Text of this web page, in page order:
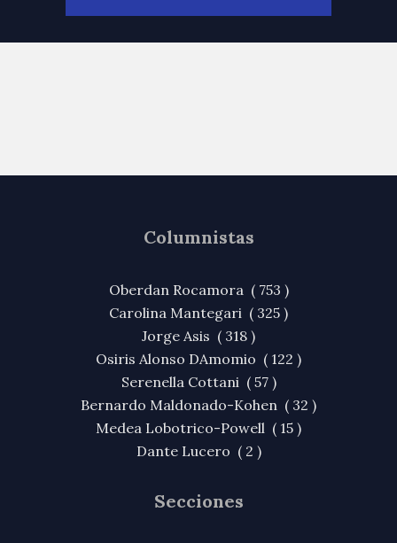
Columnistas
Oberdan Rocamora ( 753 )
Carolina Mantegari ( 325 )
Jorge Asis ( 318 )
Osiris Alonso DAmomio ( 122 )
Serenella Cottani ( 57 )
Bernardo Maldonado-Kohen ( 32 )
Medea Lobotrico-Powell ( 15 )
Dante Lucero ( 2 )
Secciones